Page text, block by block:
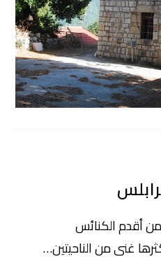
أقدم الكنائس
غنى من الناحيتين…